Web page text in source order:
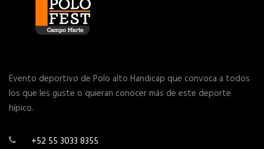
Evento deportivo de Polo alto Handicap que convoca a todos
los que les guste o quieran conocer más de este deporte
hípico.
+52 55 3033 8355